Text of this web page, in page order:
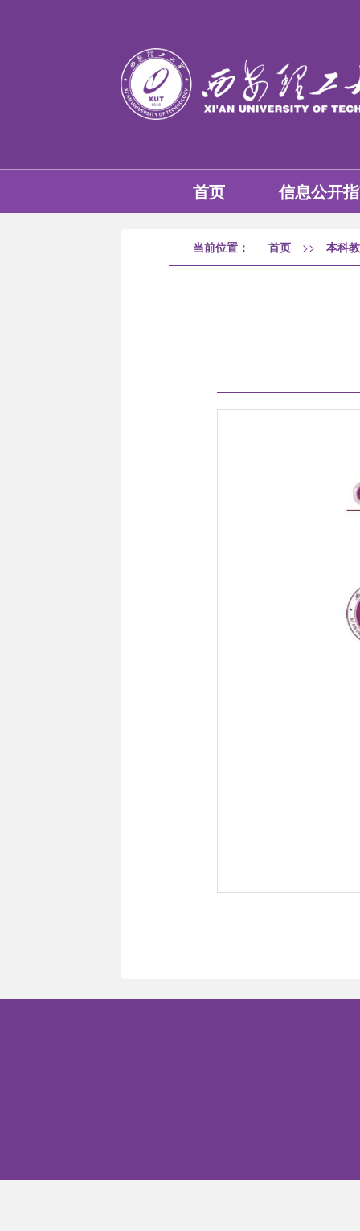
首页 信息公开
当前位置： 首页 >> 本科